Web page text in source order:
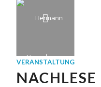
VERANSTALTUNG
NACHLESE